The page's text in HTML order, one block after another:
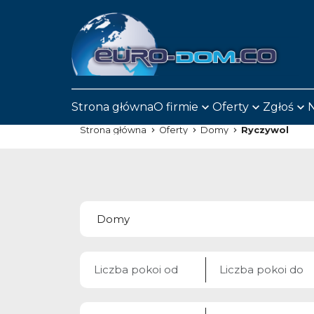
Strona głównaO firmie Oferty Zgłoś
Strona główna Oferty Domy Ryczywol